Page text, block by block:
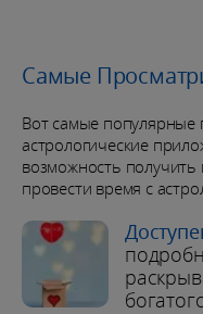
Самые
Вот самые популярные
астрологические
возможность
провести время с